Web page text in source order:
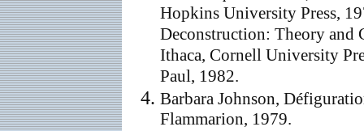
Hopkins University Press,
Deconstruction: Theory and
Ithaca, Cornell University
Paul, 1982.
Barbara Johnson,
Flammarion, 1979.